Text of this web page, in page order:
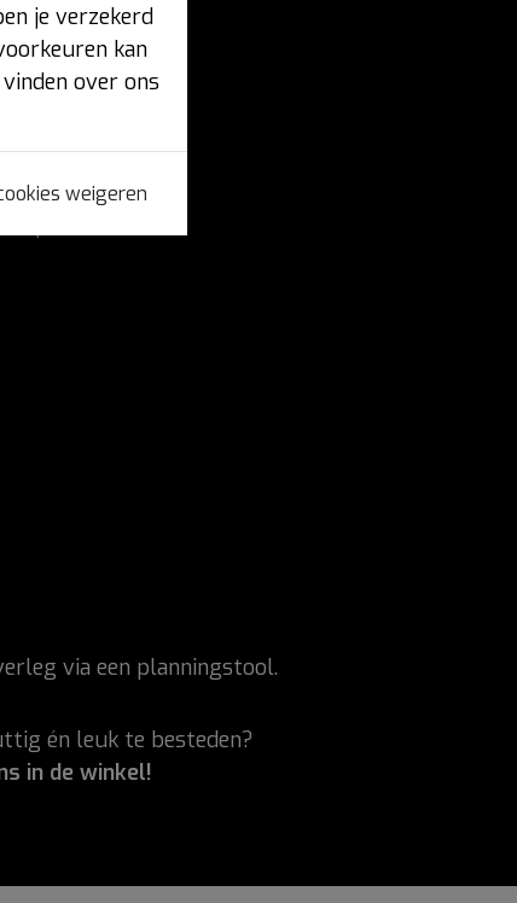
via een planningstool.
én leuk te besteden?
in de winkel!
je verzekerd
kan
over ons
weigeren